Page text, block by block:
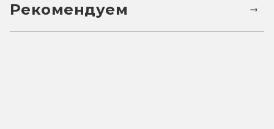
Рекомендуем